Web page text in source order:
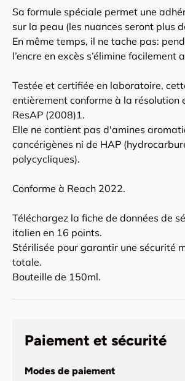
Sa formule spéciale permet une
sur la peau (les nuances seront plus
En même temps, il ne tache pas:
l’encre en excès s’élimine facilement
Testée et certifiée en laboratoire,
entièrement conforme à la résolution
ResAP (2008)1.
Elle ne contient pas d'amines
cancérigènes ni de HAP
polycycliques).
Conforme à Reach 2022.
Téléchargez la fiche de données de
italien en 16 points.
Stérilisée pour garantir une sécurité
totale.
Bouteille de 150ml.
Paiement et sécurité
Modes de paiement